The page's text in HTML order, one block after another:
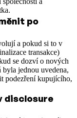
po
a pokud si to v
transakce)
se dozví o nových
jednou uvedena,
podezření kupujícího,
disclosure